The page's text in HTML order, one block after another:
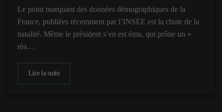
Le point marquant des données démographiques de la
France, publiées récemment par l’INSEE est la chute de la
natalité. Même le président s’en est ému, qui prône un «
réa…
Lire la suite